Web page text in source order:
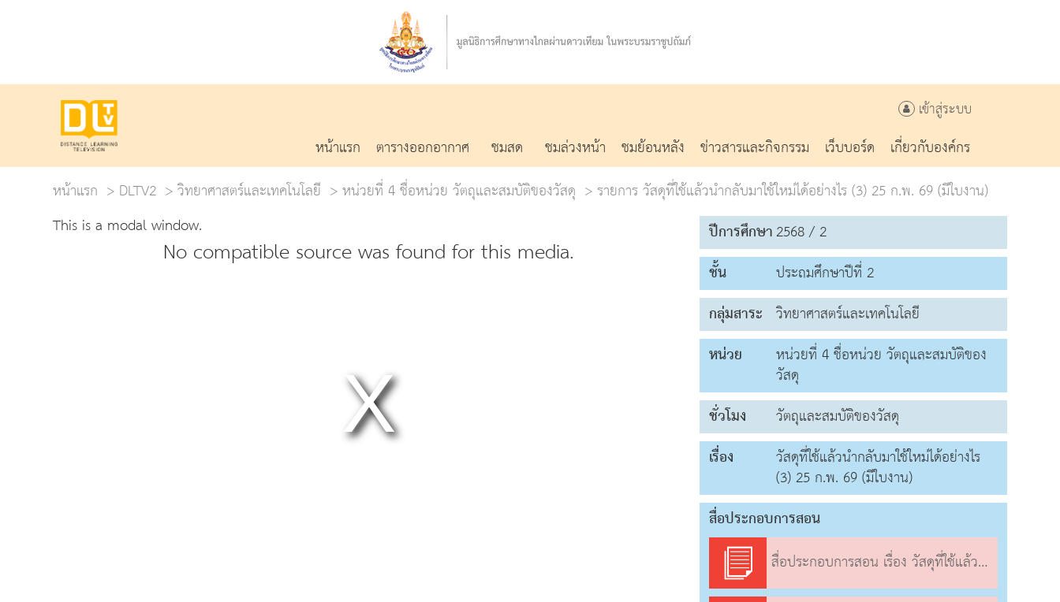
เข้าสู่ระบบ
หน้าแรก ตารางออกอากาศ ชมสด ชมล่วงหน้า ชมย้อนหลัง ข่าวสารและกิจกรรม เว็บบอร์ด
เกี่ยวกับองค์กร
หน้าแรก
DLTV2 วิทยาศาสตร์และเทคโนโลยี หน่วยที่ 4 ชื่อหน่วย วัตถุและสมบัติของวัสดุ
รายการ วัสดุที่ใช้แล้วนำกลับมาใช้ใหม่ได้อย่างไร (3) 25 ก.พ. 69 (มีใบงาน)
This is a modal window.
No compatible source was found for this media.
ปีการศึกษา2568 / 2
ชั้น
ประถมศึกษาปีที่ 2
กลุ่มสาระ วิทยาศาสตร์และเทคโนโลยี
หน่วย
หน่วยที่ 4 ชื่อหน่วย วัตถุและสมบัติของ
วัสดุ
ชั่วโมง
วัตถุและสมบัติของวัสดุ
เรื่อง
วัสดุที่ใช้แล้วนำกลับมาใช้ใหม่ได้อย่างไร
(3) 25 ก.พ. 69 (มีใบงาน)
สื่อประกอบการสอน
สื่อประกอบการสอน เรื่อง วัสดุที่ใช้แล้วนำกลับมาใช้ใหม่ได้อย่างไร (3)